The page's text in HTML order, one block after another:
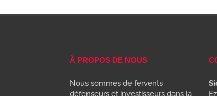
À PROPOS DE NOUS
Nous sommes de fervents